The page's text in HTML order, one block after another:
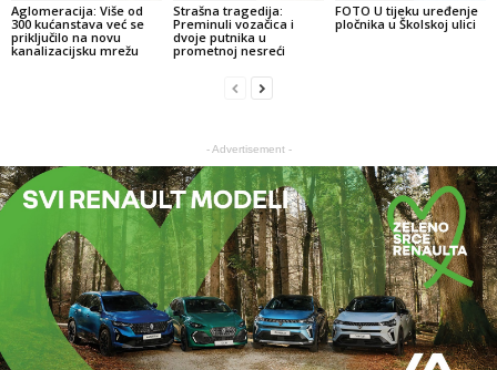
Aglomeracija: Više od
300 kućanstava već se
priključilo na novu
kanalizacijsku mrežu
Strašna tragedija:
Preminuli vozačica i
dvoje putnika u
prometnoj nesreći
FOTO U tijeku uređenje
pločnika u Školskoj ulici
- Advertisement -